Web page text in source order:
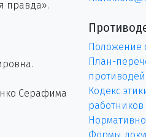
правда».
Серафима
Положение
План-
Кодекс
работников